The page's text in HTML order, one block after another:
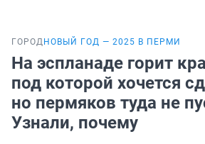
ГОРОД НОВЫЙ ГОД — 2025 В ПЕРМИ
На эспланаде горит
под которой хочется
но пермяков туда не
Узнали, почему